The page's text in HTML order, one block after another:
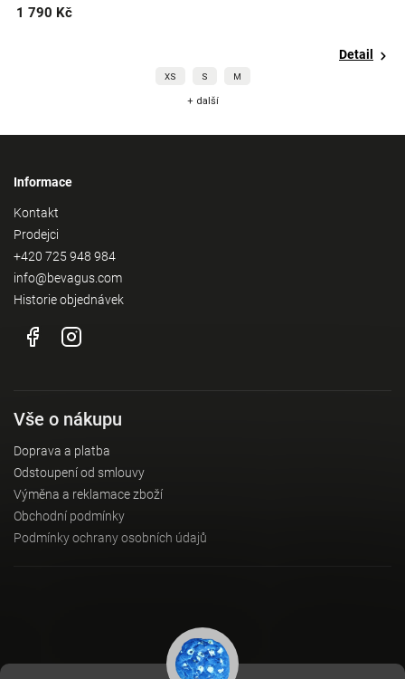
1 790 Kč
Detail
XS S M
+ další
Informace
Kontakt
Prodejci
+420 725 948 984
info@bevagus.com
Historie objednávek
Vše o nákupu
Doprava a platba
Odstoupení od smlouvy
Výměna a reklamace zboží
Obchodní podmínky
Podmínky ochrany osobních údajů